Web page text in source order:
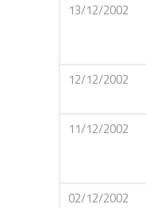
13/12/2002
12/12/2002
11/12/2002
02/12/2002